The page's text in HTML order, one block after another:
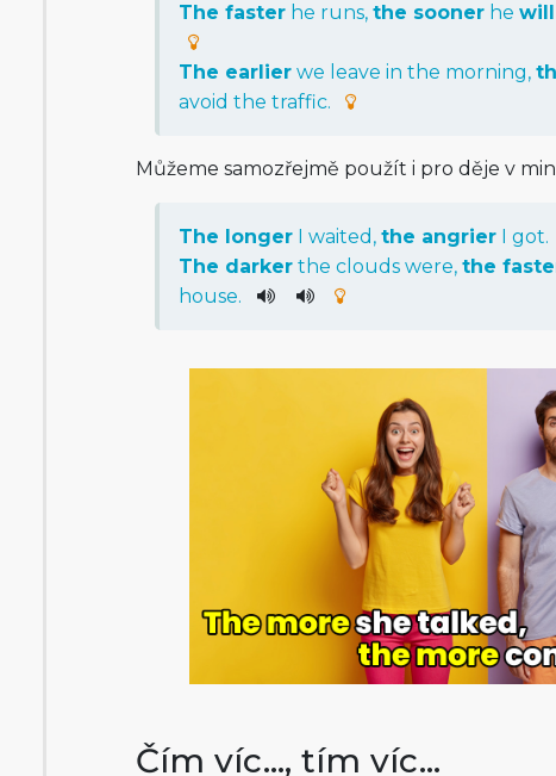
The faster he runs, the sooner he will
The earlier we leave in the morning,
avoid the traffic.
Můžeme samozřejmě použít i pro děje v
The longer I waited , the angrier I got.
The darker the clouds were, the
house.
Čím víc…, tím víc…